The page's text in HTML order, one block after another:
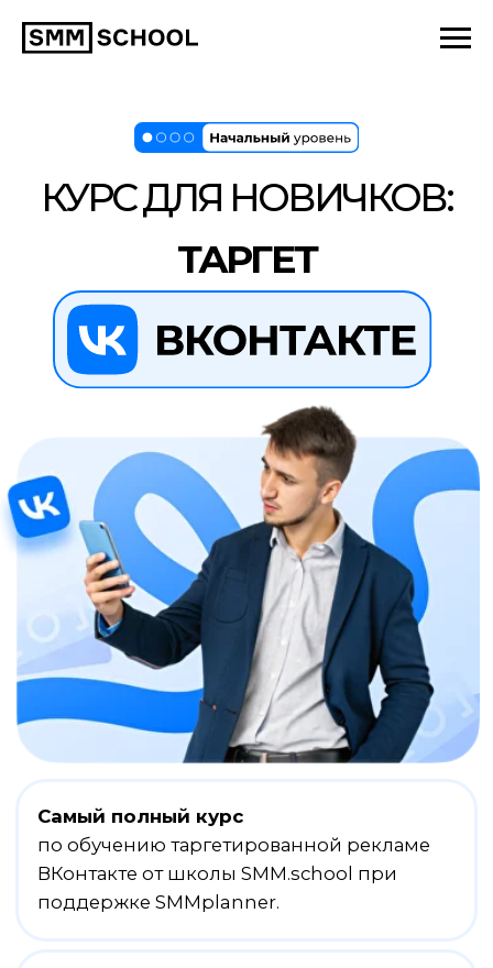
ТАРГЕТ
КУРС ДЛЯ НОВИЧКОВ:
+4
, кто хочет научиться
управлять таргетированной рекламой
ВКонтакте с нуля
обучение в любое время
Самый полный курс
по обучению таргетированной рекламе
ВКонтакте от школы SMM.school при
поддержке SMMplanner.
+
профессиональных
видео-уроков
+30
Блока